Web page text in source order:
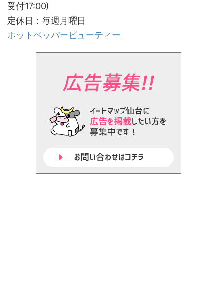
受付17:00)
定休日：毎週月曜日
ホットペッパービューティー